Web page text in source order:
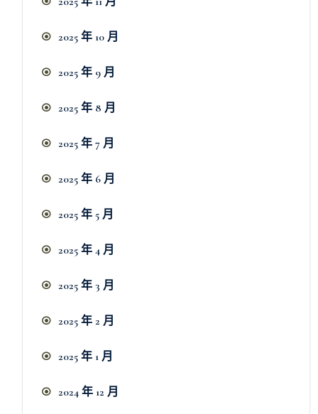
2025 年 10 月
2025 年 9 月
2025 年 8 月
2025 年 7 月
2025 年 6 月
2025 年 5 月
2025 年 4 月
2025 年 3 月
2025 年 2 月
2025 年 1 月
2024 年 12 月